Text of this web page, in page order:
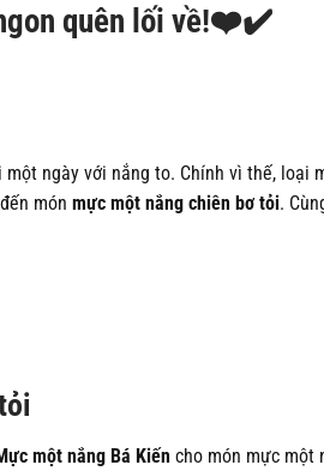
quên lối về!❤️✔️
ngày với nắng to. Chính vì thế, loại
món mực một nắng chiên bơ tỏi.
một nắng Bá Kiến cho món mực một